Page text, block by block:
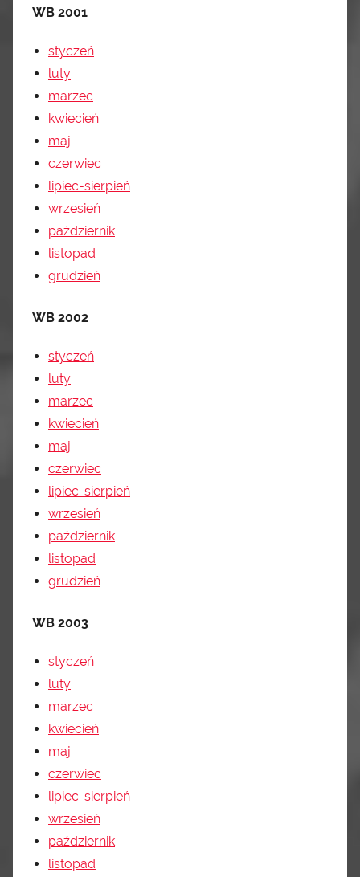
WB 2001
styczeń
luty
marzec
kwiecień
maj
czerwiec
lipiec-sierpień
wrzesień
październik
listopad
grudzień
WB 2002
styczeń
luty
marzec
kwiecień
maj
czerwiec
lipiec-sierpień
wrzesień
październik
listopad
grudzień
WB 2003
styczeń
luty
marzec
kwiecień
maj
czerwiec
lipiec-sierpień
wrzesień
październik
listopad